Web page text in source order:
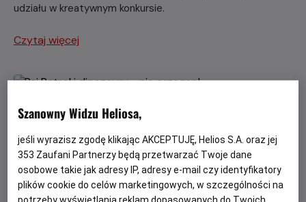
udziału w kreatywnym konkursie.
Czytaj więcej
Szanowny Widzu Heliosa,
jeśli wyrazisz zgodę klikając AKCEPTUJĘ, Helios S.A. oraz jej
353 Zaufani Partnerzy będą przetwarzać Twoje dane
osobowe takie jak adresy IP, adresy e-mail czy identyfikatory
plików cookie do celów marketingowych, w szczególności na